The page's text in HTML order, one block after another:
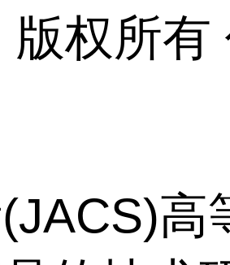
版权所有
高